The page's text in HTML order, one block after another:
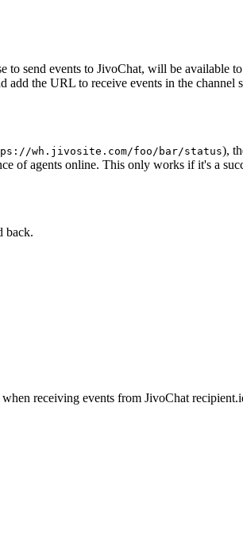
to send events to JivoChat, will be available
add the URL to receive events in the channel
wh.jivosite.com/foo/bar/status),
of agents online. This only works if it's a
back.
receiving events from JivoChat